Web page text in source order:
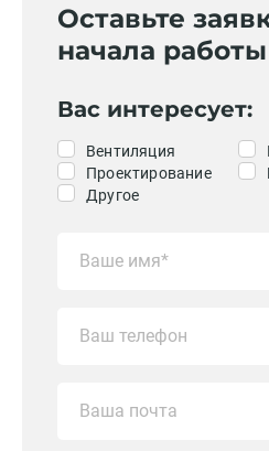
Оставьте
начала
Вас интересует:
Вентиляция
Проектирование
Другое